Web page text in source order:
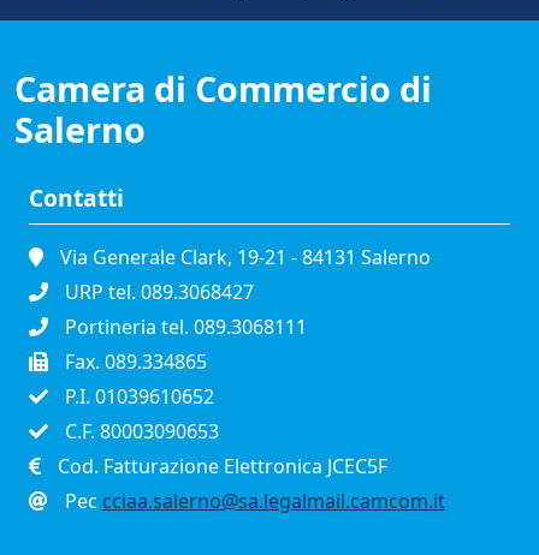
Camera di Commercio di
Salerno
Contatti
Via Generale Clark, 19-21 - 84131 Salerno
URP tel. 089.3068427
Portineria tel. 089.3068111
Fax. 089.334865
P.I. 01039610652
C.F. 80003090653
Cod. Fatturazione Elettronica JCEC5F
Pec cciaa.salerno@sa.legalmail.camcom.it